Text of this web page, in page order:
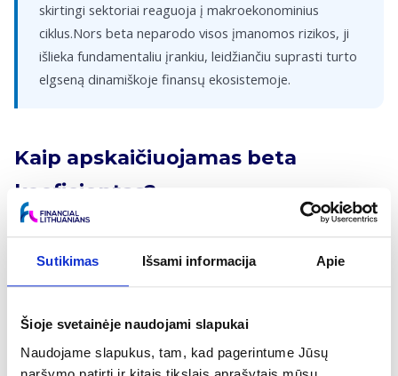
Sutikimas Išsami informacija Apie
Šioje svetainėje naudojami slapukai
Naudojame slapukus, tam, kad pagerintume Jūsų
skirtingi sektoriai reaguoja į makroekonominius
ciklus.Nors beta neparodo visos įmanomos rizikos, ji
išlieka fundamentaliu įrankiu, leidžiančiu suprasti turto
elgseną dinamiškoje finansų ekosistemoje.
Kaip apskaičiuojamas beta
koeficientas?
Beta koeficientas apskaičiuojamas padalijant vertybinio
popieriaus ir rinkos grąžos kovariaciją iš rinkos grąžos
rinkos (dažniausiai indekso, pvz., S&P 500) grąža. Praktikoje
analitikai dažnai naudoja „Slope“ funkciją skaičiuoklėse, kuri
nustato regresijos linijos nuolydį tarp akcijos ir rinkos istorinių